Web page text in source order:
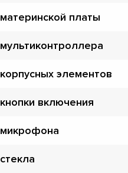
платы
элементов
включения